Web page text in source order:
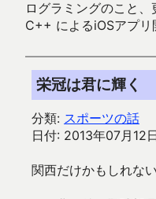
ログラミングのこと
C++ によるiOSアプリ
栄冠は君に輝く
分類: スポーツの話
日付: 2013年07月12
関西だけかもしれな